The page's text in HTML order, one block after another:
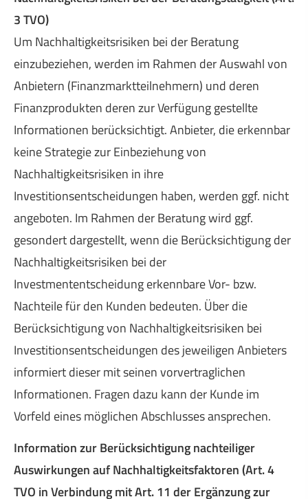
3 TVO)
Um Nachhaltigkeitsrisiken bei der Beratung
einzubeziehen, werden im Rahmen der Auswahl von
Anbietern (Finanzmarktteilnehmern) und deren
Finanzprodukten deren zur Verfügung gestellte
Informationen berücksichtigt. Anbieter, die erkennbar
keine Strategie zur Einbeziehung von
Nachhaltigkeitsrisiken in ihre
Investitionsentscheidungen haben, werden ggf. nicht
angeboten. Im Rahmen der Beratung wird ggf.
gesondert dargestellt, wenn die Berücksichtigung der
Nachhaltigkeitsrisiken bei der
Investmententscheidung erkennbare Vor- bzw.
Nachteile für den Kunden bedeuten. Über die
Berücksichtigung von Nachhaltigkeitsrisiken bei
Investitionsentscheidungen des jeweiligen Anbieters
informiert dieser mit seinen vorvertraglichen
Informationen. Fragen dazu kann der Kunde im
Vorfeld eines möglichen Abschlusses ansprechen.
Information zur Berücksichtigung nachteiliger
Auswirkungen auf Nachhaltigkeitsfaktoren (Art. 4
TVO in Verbindung mit Art. 11 der Ergänzung zur